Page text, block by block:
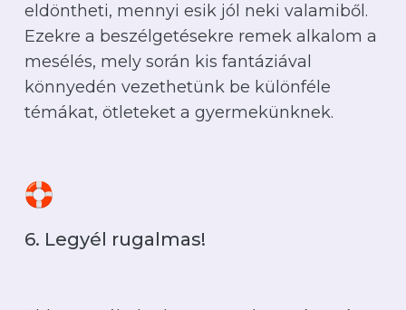
eldöntheti, mennyi esik jól neki valamiből.
Ezekre a beszélgetésekre remek alkalom a
mesélés, mely során kis fantáziával
könnyedén vezethetünk be különféle
témákat, ötleteket a gyermekünknek.
6. Legyél rugalmas!